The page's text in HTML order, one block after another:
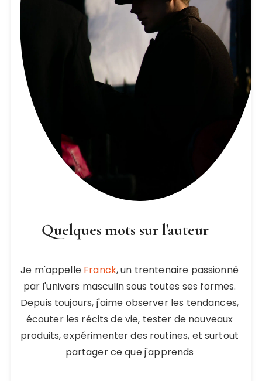
Quelques mots sur l'auteur
Je m'appelle Franck, un trentenaire passionné
par l'univers masculin sous toutes ses formes.
Depuis toujours, j'aime observer les tendances,
écouter les récits de vie, tester de nouveaux
produits, expérimenter des routines, et surtout
partager ce que j'apprends